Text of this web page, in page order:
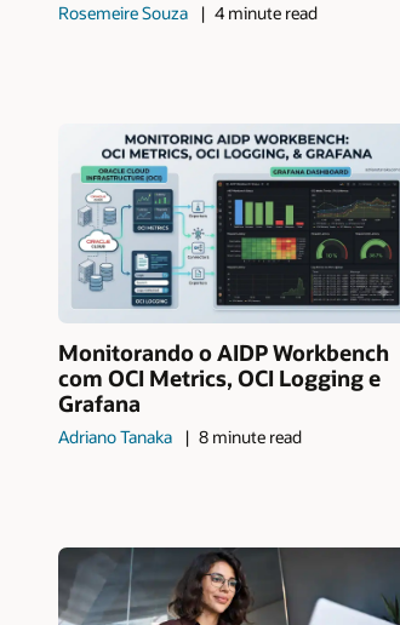
Rosemeire Souza 4 minute read
Monitorando o AIDP Workbench
com OCI Metrics, OCI Logging e
Grafana
Adriano Tanaka 8 minute read